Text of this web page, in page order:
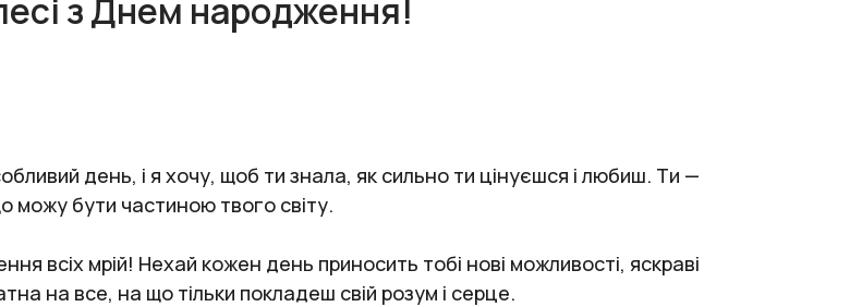
з Днем народження!
день, і я хочу, щоб ти знала, як сильно ти цінуєшся і любиш. Ти —
можу бути частиною твого світу.
всіх мрій! Нехай кожен день приносить тобі нові можливості, яскраві
на все, на що тільки покладеш свій розум і серце.